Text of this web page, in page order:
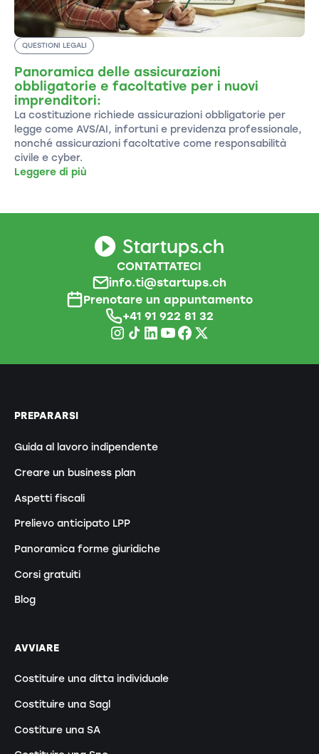
QUESTIONI LEGALI
Panoramica delle assicurazioni
obbligatorie e facoltative per i nuovi
imprenditori:
La costituzione richiede assicurazioni obbligatorie per
legge come AVS/AI, infortuni e previdenza professionale,
nonché assicurazioni facoltative come responsabilità
civile e cyber.
Leggere di più
CONTATTATECI
info.ti@startups.ch
Prenotare un appuntamento
+41 91 922 81 32
PREPARARSI
Guida al lavoro indipendente
Creare un business plan
Aspetti fiscali
Prelievo anticipato LPP
Panoramica forme giuridiche
Corsi gratuiti
Blog
AVVIARE
Costituire una ditta individuale
Costituire una Sagl
Costiture una SA